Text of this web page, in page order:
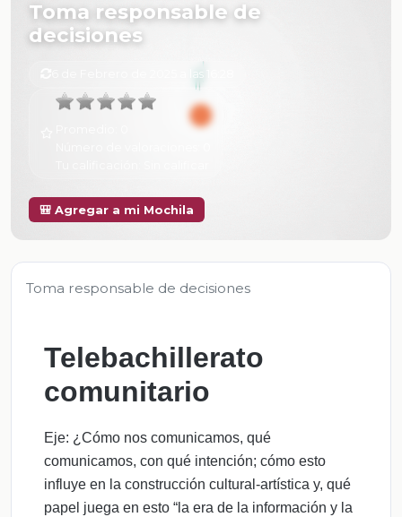
Toma responsable de
decisiones
6 de Febrero de 2025 a las 16:28
🎒 Agregar a mi Mochila
Toma responsable de decisiones
Telebachillerato
comunitario
Eje: ¿Cómo nos comunicamos, qué
comunicamos, con qué intención; cómo esto
influye en la construcción cultural-artística y, qué
papel juega en esto “la era de la información y la